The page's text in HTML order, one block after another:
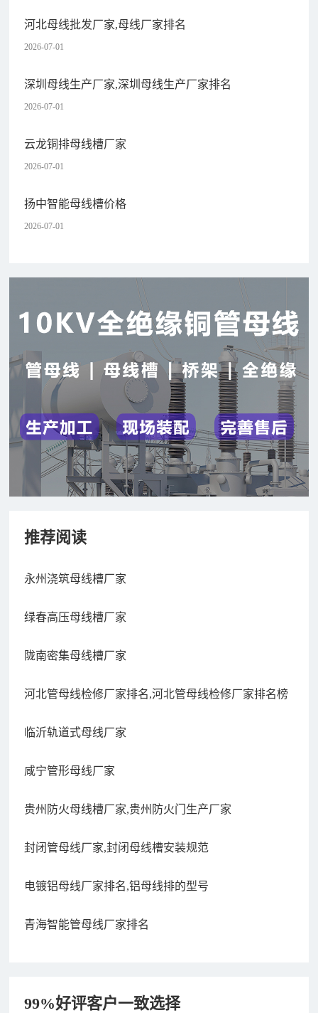
河北母线批发厂家,母线厂家排名
2026-07-01
深圳母线生产厂家,深圳母线生产厂家排名
2026-07-01
云龙铜排母线槽厂家
2026-07-01
扬中智能母线槽价格
2026-07-01
推荐阅读
永州浇筑母线槽厂家
绿春高压母线槽厂家
陇南密集母线槽厂家
河北管母线检修厂家排名,河北管母线检修厂家排名榜
临沂轨道式母线厂家
咸宁管形母线厂家
贵州防火母线槽厂家,贵州防火门生产厂家
封闭管母线厂家,封闭母线槽安装规范
电镀铝母线厂家排名,铝母线排的型号
青海智能管母线厂家排名
99%好评客户一致选择